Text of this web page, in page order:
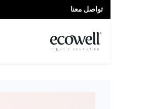
تواصل معنا